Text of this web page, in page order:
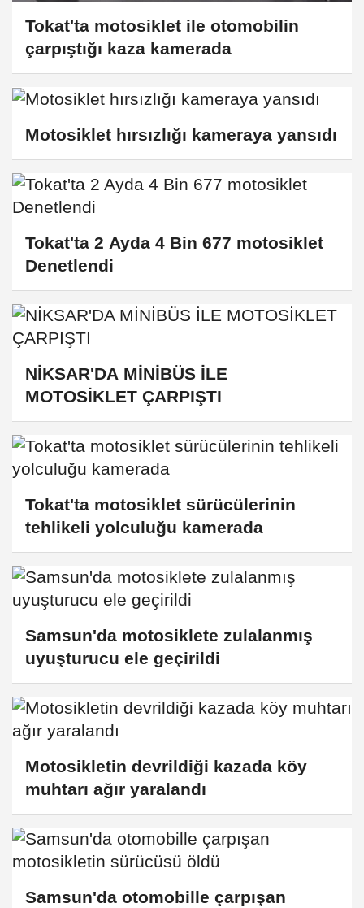
Tokat'ta motosiklet ile otomobilin
çarpıştığı kaza kamerada
Motosiklet hırsızlığı kameraya yansıdı
Tokat'ta 2 Ayda 4 Bin 677 motosiklet
Denetlendi
NİKSAR'DA MİNİBÜS İLE
MOTOSİKLET ÇARPIŞTI
Tokat'ta motosiklet sürücülerinin
tehlikeli yolculuğu kamerada
Samsun'da motosiklete zulalanmış
uyuşturucu ele geçirildi
Motosikletin devrildiği kazada köy
muhtarı ağır yaralandı
Samsun'da otomobille çarpışan